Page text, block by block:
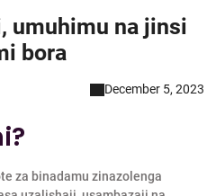
umuhimu na jinsi
bora
December 5, 2023
za binadamu zinazolenga